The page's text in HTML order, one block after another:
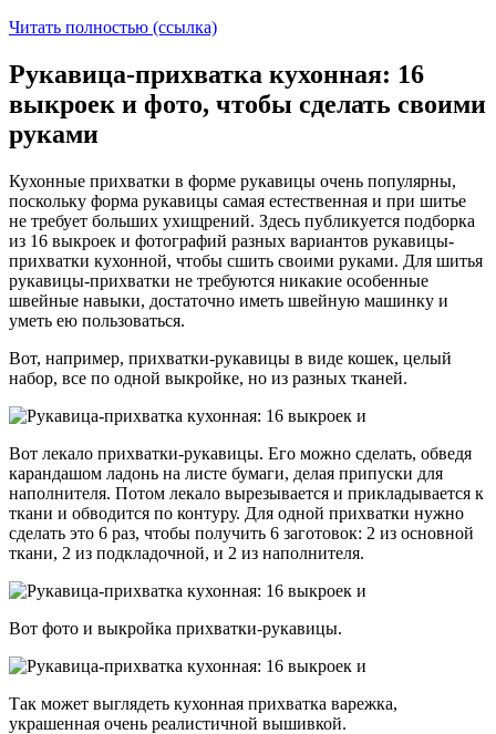
Читать полностью (ссылка)
Рукавица-прихватка кухонная: 16
выкроек и фото, чтобы сделать своими
руками
Кухонные прихватки в форме рукавицы очень популярны,
поскольку форма рукавицы самая естественная и при шитье
не требует больших ухищрений. Здесь публикуется подборка
из 16 выкроек и фотографий разных вариантов рукавицы-
прихватки кухонной, чтобы сшить своими руками. Для шитья
рукавицы-прихватки не требуются никакие особенные
швейные навыки, достаточно иметь швейную машинку и
уметь ею пользоваться.
Вот, например, прихватки-рукавицы в виде кошек, целый
набор, все по одной выкройке, но из разных тканей.
Вот лекало прихватки-рукавицы. Его можно сделать, обведя
карандашом ладонь на листе бумаги, делая припуски для
наполнителя. Потом лекало вырезывается и прикладывается к
ткани и обводится по контуру. Для одной прихватки нужно
сделать это 6 раз, чтобы получить 6 заготовок: 2 из основной
ткани, 2 из подкладочной, и 2 из наполнителя.
Вот фото и выкройка прихватки-рукавицы.
Так может выглядеть кухонная прихватка варежка,
украшенная очень реалистичной вышивкой.